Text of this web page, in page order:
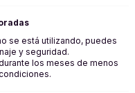
se está utilizando, puedes
y seguridad.
los meses de menos